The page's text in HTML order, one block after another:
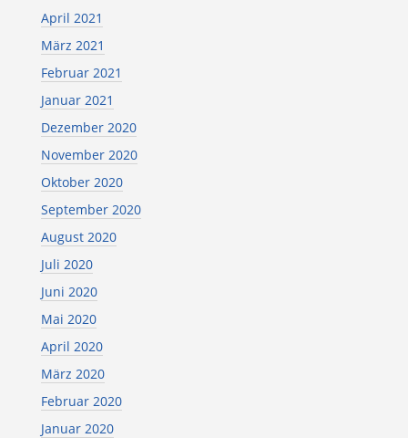
April 2021
März 2021
Februar 2021
Januar 2021
Dezember 2020
November 2020
Oktober 2020
September 2020
August 2020
Juli 2020
Juni 2020
Mai 2020
April 2020
März 2020
Februar 2020
Januar 2020